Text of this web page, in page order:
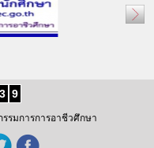
MHz
3 9
รมการการอาชีวศึกษา